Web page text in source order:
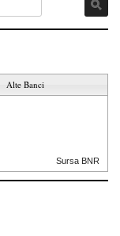
Alte Banci
Sursa BNR